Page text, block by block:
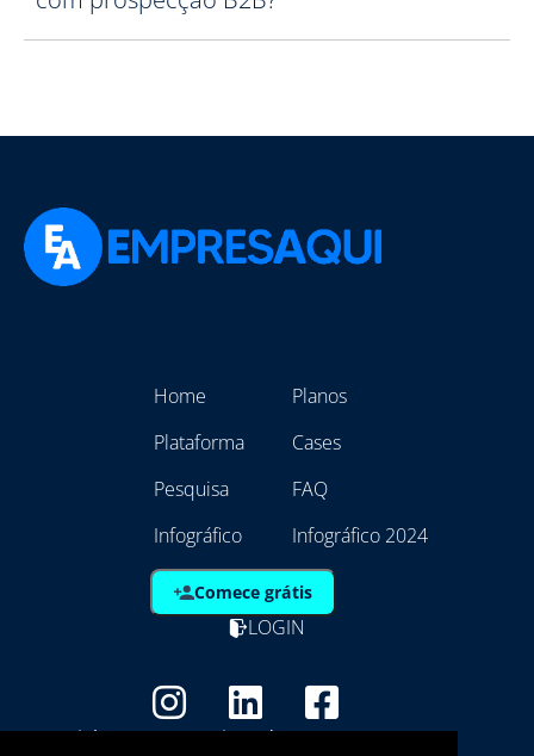
Home
Plataforma
Pesquisa
Infográfico
Planos
Cases
FAQ
Infográfico 2024
Comece grátis
LOGIN
Copyright - Marca Registrada